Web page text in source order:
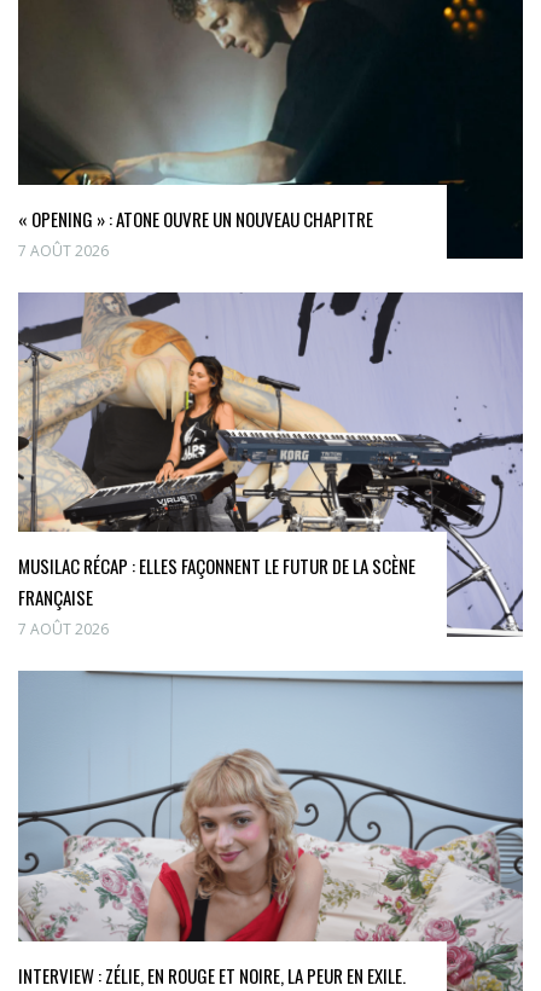
« OPENING » : ATONE OUVRE UN NOUVEAU CHAPITRE
7 AOÛT 2026
MUSILAC RÉCAP : ELLES FAÇONNENT LE FUTUR DE LA SCÈNE
FRANÇAISE
7 AOÛT 2026
INTERVIEW : ZÉLIE, EN ROUGE ET NOIRE, LA PEUR EN EXILE.